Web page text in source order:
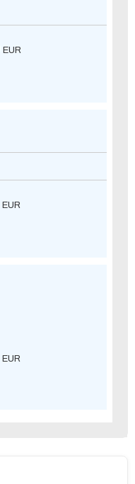
EUR
EUR
EUR